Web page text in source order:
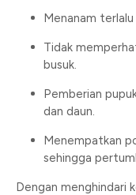
Menanam
Tidak
busuk.
Pemberian
dan daun.
Menempatkan
sehingga
Dengan menghindari